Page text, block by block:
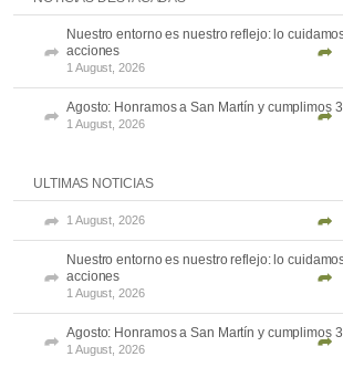
Nuestro entorno es nuestro reflejo: lo
acciones
1 August, 2026
Agosto: Honramos a San Martín y cumplimos
1 August, 2026
ULTIMAS NOTICIAS
1 August, 2026
Nuestro entorno es nuestro reflejo: lo
acciones
1 August, 2026
Agosto: Honramos a San Martín y cumplimos
1 August, 2026